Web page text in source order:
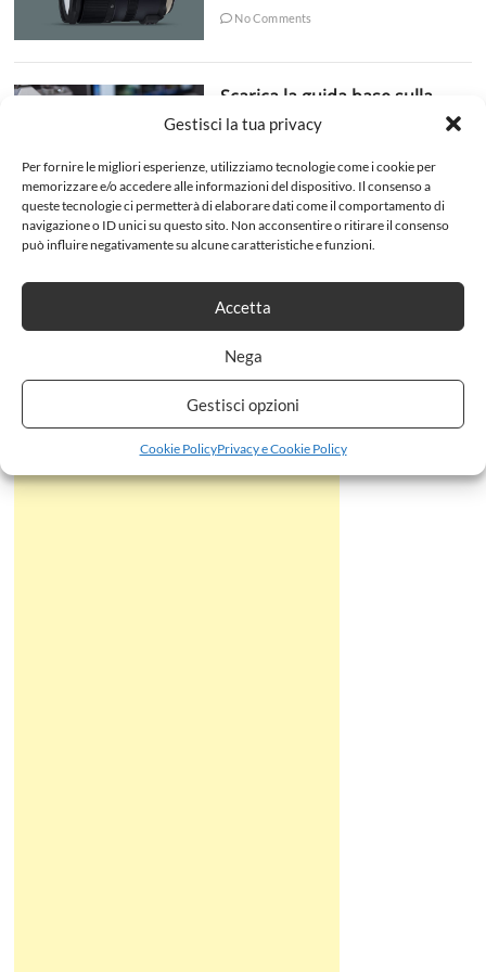
Gestisci la tua privacy
Per fornire le migliori esperienze, utilizziamo tecnologie come i cookie per
memorizzare e/o accedere alle informazioni del dispositivo. Il consenso a
queste tecnologie ci permetterà di elaborare dati come il comportamento di
navigazione o ID unici su questo sito. Non acconsentire o ritirare il consenso
può influire negativamente su alcune caratteristiche e funzioni.
Accetta
Nega
Gestisci opzioni
Cookie PolicyPrivacy e Cookie Policy
No Comments
Scarica la guida base sulla
Fotografia
No Comments